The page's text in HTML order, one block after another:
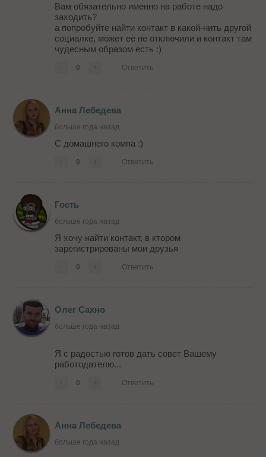
Вам обязательно именно на работе надо
заходить?
а попробуйте найти контакт в какой-нить другой
социалке, может её не отключили и контакт там
чудесным образом есть :)
0 Ответить
Анна Лебедева
больше года назад
С домашнего компа :)
0 Ответить
Гость
больше года назад
Я хочу найти контакт, в ктором
зарегистрированы мои друзья
0 Ответить
Олег Сахно
больше года назад
Я с радостью готов дать совет Вашему
работодателю...
0 Ответить
Анна Лебедева
больше года назад